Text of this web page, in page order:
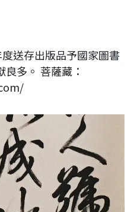
送存出版品予國家圖書
多。 菩薩藏：